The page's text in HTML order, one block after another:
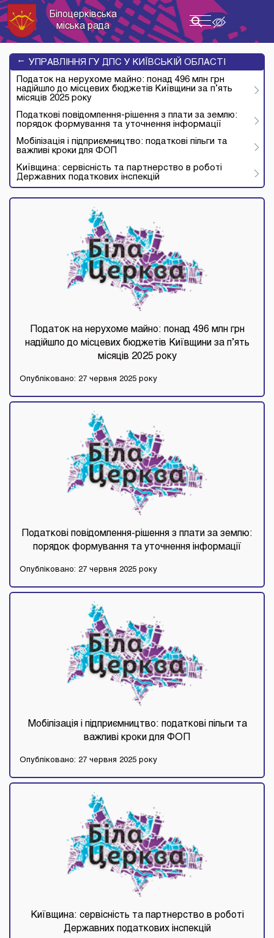
Toggle
navigation
Білоцерківська
міська рада
→
УПРАВЛІННЯ ГУ ДПС У КИЇВСЬКІЙ ОБЛАСТІ
Податок на нерухоме майно: понад 496 млн грн
надійшло до місцевих бюджетів Київщини за п’ять
місяців 2025 року
Податкові повідомлення-рішення з плати за землю:
порядок формування та уточнення інформації
Мобілізація і підприємництво: податкові пільги та
важливі кроки для ФОП
Київщина: сервісність та партнерство в роботі
Державних податкових інспекцій
Податок на нерухоме майно: понад 496 млн грн
надійшло до місцевих бюджетів Київщини за п’ять
місяців 2025 року
Опубліковано: 27 червня 2025 року
Податкові повідомлення-рішення з плати за землю:
порядок формування та уточнення інформації
Опубліковано: 27 червня 2025 року
Мобілізація і підприємництво: податкові пільги та
важливі кроки для ФОП
Опубліковано: 27 червня 2025 року
Київщина: сервісність та партнерство в роботі
Державних податкових інспекцій